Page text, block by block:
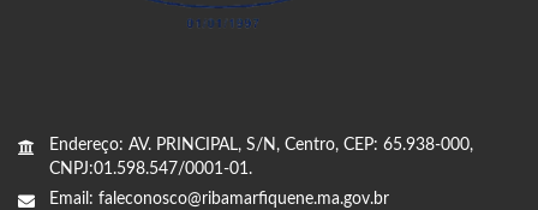
Endereço: AV. PRINCIPAL, S/N, Centro, CEP: 65.938-000,
CNPJ:01.598.547/0001-01.
Email: faleconosco@ribamarfiquene.ma.gov.br